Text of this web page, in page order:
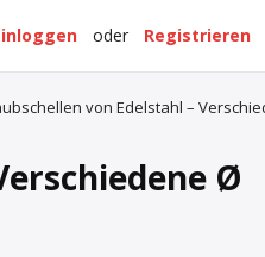
Registrieren
oder
von Edelstahl –
Ø